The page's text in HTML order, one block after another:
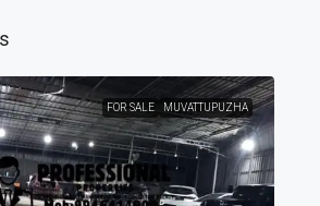
FOR SALE MUVATTUPUZHA